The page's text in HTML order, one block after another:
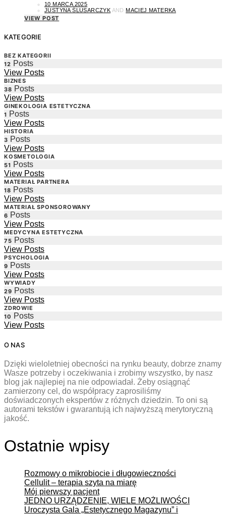
10 MARCA 2025
JUSTYNA ŚLUSARCZYK ANDMACIEJ MATERKA
VIEW POST
KATEGORIE
BEZ KATEGORII
12 Posts
View Posts
BIZNES
38 Posts
View Posts
GINEKOLOGIA ESTETYCZNA
1 Posts
View Posts
HISTORIA
3 Posts
View Posts
KOSMETOLOGIA
51 Posts
View Posts
MATERIAŁ PARTNERA
18 Posts
View Posts
MATERIAŁ SPONSOROWANY
6 Posts
View Posts
MEDYCYNA ESTETYCZNA
75 Posts
View Posts
PSYCHOLOGIA
9 Posts
View Posts
WYWIADY
29 Posts
View Posts
ZDROWIE
10 Posts
View Posts
O NAS
Dzięki wieloletniej obecności na rynku beauty, dobrze znamy
Wasze potrzeby i oczekiwania i zrobimy wszystko, by nasz
blog jak najlepiej na nie odpowiadał. Żeby osiągnąć
zamierzony cel, do współpracy zaprosiliśmy
doświadczonych ekspertów z różnych dziedzin. To oni są
autorami tekstów i gwarantują ich najwyższą merytoryczną
jakość.
Ostatnie wpisy
Rozmowy o mikrobiocie i długowieczności
Cellulit – terapia szyta na miarę
Mój pierwszy pacjent
JEDNO URZĄDZENIE, WIELE MOŻLIWOŚCI
Uroczysta Gala „Estetycznego Magazynu” i